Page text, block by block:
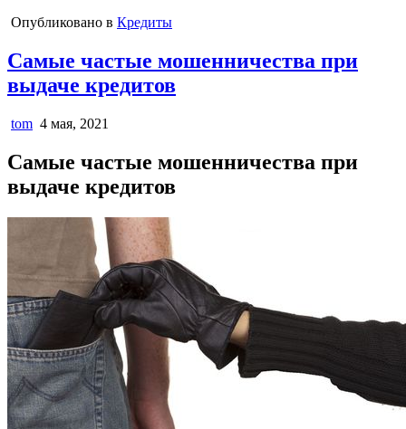
Опубликовано в Кредиты
Самые частые мошенничества при
выдаче кредитов
tom 4 мая, 2021
Самые частые мошенничества при
выдаче кредитов